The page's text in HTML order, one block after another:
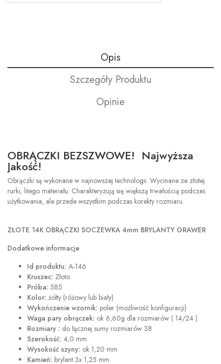
Opis
Szczegóły Produktu
Opinie
OBRĄCZKI BEZSZWOWE! Najwyższa
Jakość!
Obrączki są wykonane w najnowszej technologii. Wycinane ze złotej
rurki, litego materiału. Charakteryzują się większą trwałością podczas
użytkowania, ale przede wszystkim podczas korekty rozmiaru.
ZŁOTE 14K OBRĄCZKI SOCZEWKA 4mm BRYLANTY GRAWER
Dodatkowe informacje
Id produktu: A-146
Kruszec: Złoto
Próba: 585
Kolor: żółty (różowy lub biały)
Wykończenie wzornik: poler (możliwość konfiguracji)
Waga pary obrączek: ok 6,60g dla rozmiarów ( 14/24 )
Rozmiary : do łącznej sumy rozmiarów 38
Szerokość: 4,0 mm
Wysokość szyny: ok 1,20 mm
Kamień: brylant 3x 1,25 mm